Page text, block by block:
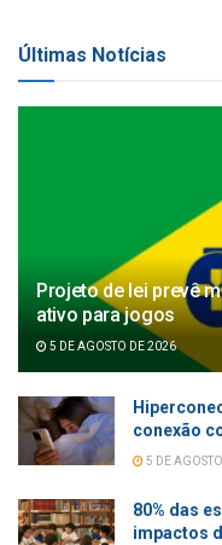
Últimas Notícias
Projeto de lei prevê
ativo para jogos
5 DE AGOSTO DE 2026
conexão
5 DE
80% das
impactos